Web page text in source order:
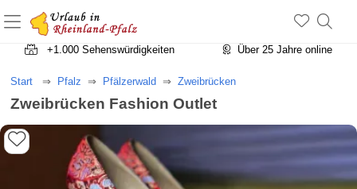
+1.500 Unterkünfte in Rheinland-Pfalz
+1.000 Sehenswürdigkeiten
Über 25 Jahre online
Start Pfalz Pfälzerwald Zweibrücken
Zweibrücken Fashion Outlet